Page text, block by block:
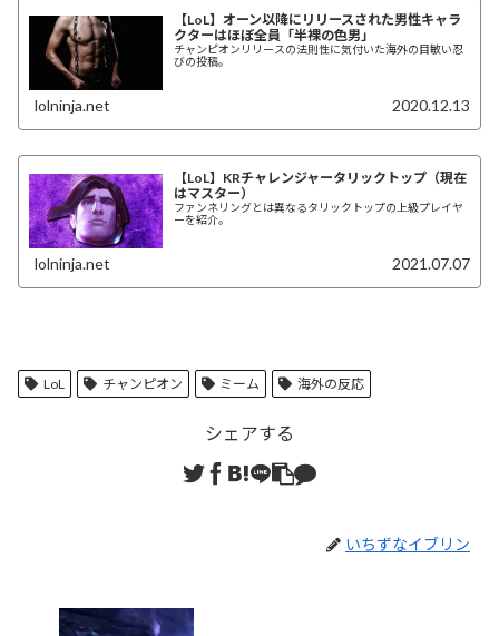
【LoL】オーン以降にリリースされた男性キャラ
クターはほぼ全員「半裸の色男」
チャンピオンリリースの法則性に気付いた海外の目敏い忍
びの投稿。
lolninja.net 2020.12.13
【LoL】KRチャレンジャータリックトップ（現在
はマスター）
ファンネリングとは異なるタリックトップの上級プレイヤ
ーを紹介。
lolninja.net 2021.07.07
LoL チャンピオン ミーム 海外の反応
シェアする
いちずなイブリン